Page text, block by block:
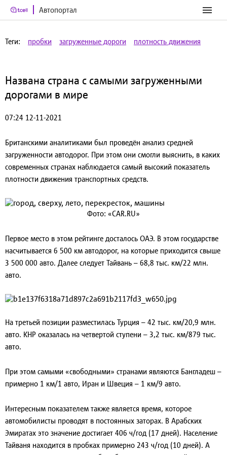
Автопортал
Теги: пробки загруженные дороги плотность движения
Названа страна с самыми загруженными
дорогами в мире
07:24 12-11-2021
Британскими аналитиками был проведён анализ средней
загруженности автодорог. При этом они смогли выяснить, в каких
современных странах наблюдается самый высокий показатель
плотности движения транспортных средств.
Фото: «CAR.RU»
Первое место в этом рейтинге досталось ОАЭ. В этом государстве
насчитывается 6 500 км автодорог, на которые приходится свыше
3 500 000 авто. Далее следует Тайвань – 68,8 тыс. км/22 млн.
авто.
На третьей позиции разместилась Турция – 42 тыс. км/20,9 млн.
авто. КНР оказалась на четвертой ступени – 3,2 тыс. км/879 тыс.
авто.
При этом самыми «свободными» странами являются Бангладеш –
примерно 1 км/1 авто, Иран и Швеция – 1 км/9 авто.
Интересным показателем также является время, которое
автомобилисты проводят в постоянных заторах. В Арабских
Эмиратах это значение достигает 406 ч/год (17 дней). Население
Тайваня находится в пробках примерно 243 ч/год (10 дней). А